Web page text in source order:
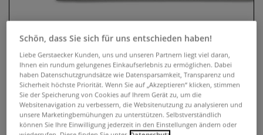
Clairefontaine PASTELMAT®
Schön, dass Sie sich für uns entschieden haben!
Liebe Gerstaecker Kunden, uns und unseren Partnern liegt viel daran,
Ihnen ein rundum gelungenes Einkaufserlebnis zu ermöglichen. Dabei
haben Datenschutzgrundsätze wie Datensparsamkeit, Transparenz und
Sicherheit höchste Priorität. Wenn Sie auf „Akzeptieren“ klicken, stimmen
Sie der Speicherung von Cookies auf Ihrem Gerät zu, um die
Websitenavigation zu verbessern, die Websitenutzung zu analysieren und
unsere Marketingbemühungen zu unterstützen. Selbstverständlich
können Sie Ihre Einwilligung jederzeit in den Einstellungen ändern oder